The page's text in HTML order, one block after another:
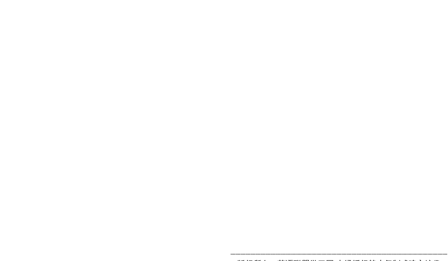
┈┈┈┈┈┈┈┈┈┈┈┈┈┈┈┈┈┈┈┈┈┈┈┈┈┈┈┈┈┈┈┈┈┈┈┈┈┈┈┈┈┈┈